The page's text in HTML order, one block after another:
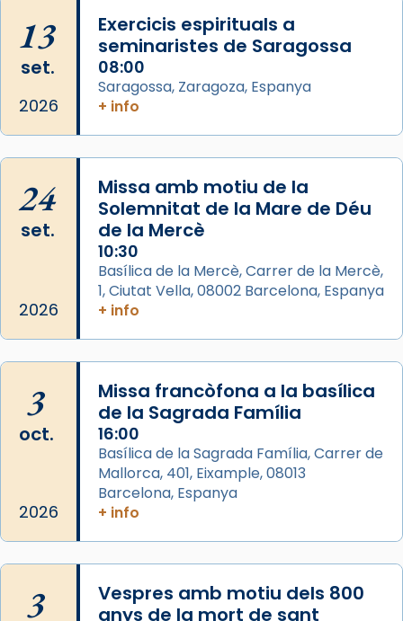
comitè organitzador de la visita apostòlica
del Sant Pare Lleó XIV a Barcelona, i als
col·laboradors, a la Catedral de Barcelona.
L’arquebisbe de Barcelona, el cardenal Joan
📸 Dr. G. Simón
Photo
View on Facebook ·
Arquebisbat de Barcelona
Memòria de les santes Juliana i
Semproniana, verges i màrtirs.
Acompanyant la història de sant Cugat, a
partir de l’Edat Mitjana sorgeix la tradició
que les santes Juliana (“relatiu a Júlia”) i
Semproniana (“relatiu a Semprònia =
eterna”) són deixebles seves. I l’any 1667, el
frare Joan Gaspar Roig, afirma en una obra
que les santes són filles de l’antiga Iluro.
Mataró en reivindicarà les relíquies fins que
les aconseguirà el 1772. L’ofici que es canta
a la “Missa de les Santes” (“Missa de
13
set.
2026
Exercicis espirituals a
seminaristes de Saragossa
08:00
Saragossa, Zaragoza, Espanya
+ info
24
set.
2026
Missa amb motiu de la
Solemnitat de la Mare de Déu
de la Mercè
10:30
Basílica de la Mercè, Carrer de la Mercè,
1, Ciutat Vella, 08002 Barcelona, Espanya
+ info
3
oct.
2026
Missa francòfona a la basílica
de la Sagrada Família
16:00
Basílica de la Sagrada Família, Carrer de
Mallorca, 401, Eixample, 08013
Barcelona, Espanya
+ info
3
Vespres amb motiu dels 800
anys de la mort de sant